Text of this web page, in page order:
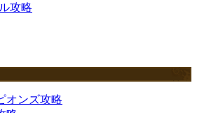
攻略
オンズ攻略